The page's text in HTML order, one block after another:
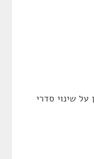
שינוי סדרי